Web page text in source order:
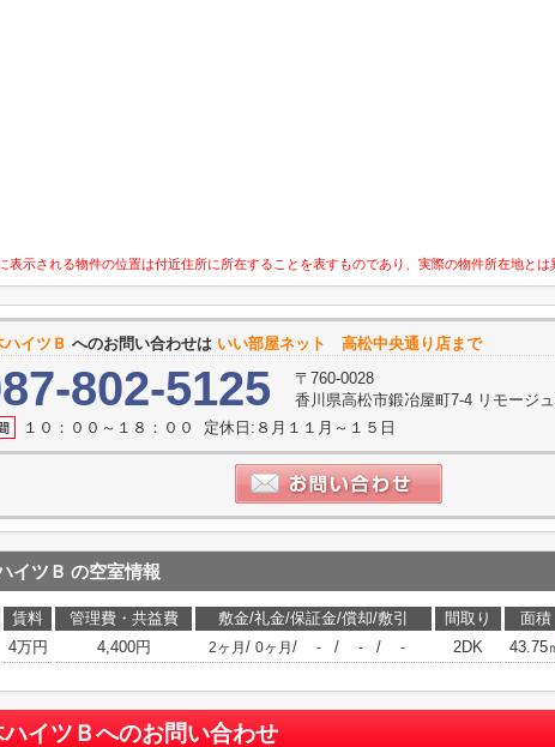
表示される物件の位置は付近住所に所在することを表すものであり、実際の物件所在地とは
ハイツＢ へのお問い合わせは いい部屋ネット 高松中央通り店まで
802-5125
〒760-0028
香川県高松市鍛冶屋町7-4 リモージ
１０：００～１８：００ 定休日:８月１１月～１５日
イツＢ の空室情報
賃料 管理費・共益費 敷金/礼金/保証金/償却/敷引 間取り 面積
4万円 4,400円 2ヶ月 / 0ヶ月 / - / - / - 2DK 43.75
イツＢへのお問い合わせ